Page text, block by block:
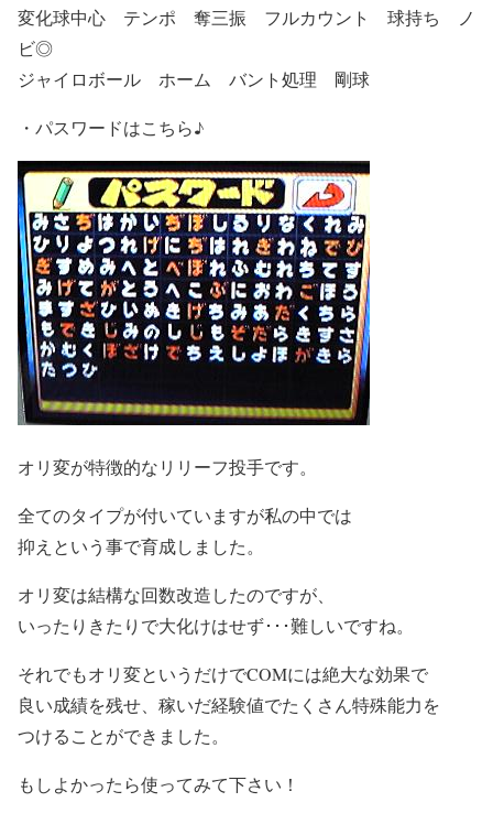
変化球中心 テンポ 奪三振 フルカウント 球持ち
ノ
ビ◎
ジャイロボール ホーム バント処理 剛球
・パスワードはこちら♪
オリ変が特徴的なリリーフ投手です。
全てのタイプが付いていますが私の中では
抑えという事で育成しました。
オリ変は結構な回数改造したのですが、
いったりきたりで大化けはせず･･･難しいですね。
それでもオリ変というだけでCOMには絶大な効果で
良い成績を残せ、稼いだ経験値でたくさん特殊能力を
つけることができました。
もしよかったら使ってみて下さい！